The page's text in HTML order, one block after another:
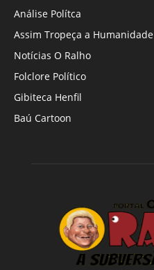
Análise Polítca
Assim Tropeça a Humanidade
Notícias O Ralho
Folclore Político
Gibiteca Henfil
Baú Cartoon